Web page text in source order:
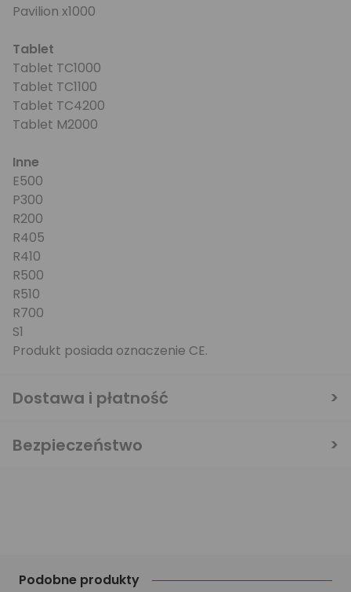
Podobne produkty
Pavilion x1000
Tablet
Tablet TC1000
Tablet TC1100
Tablet TC4200
Tablet M2000
Inne
E500
P300
R200
R405
R410
R500
R510
R700
S1
Produkt posiada oznaczenie CE.
Dostawa i płatność
Bezpieczeństwo